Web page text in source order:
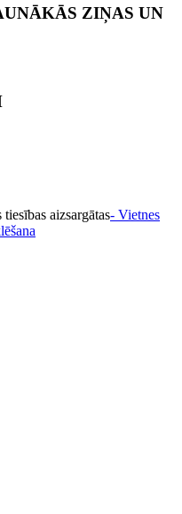
ZIŅAS UN
aizsargātas- Vietnes